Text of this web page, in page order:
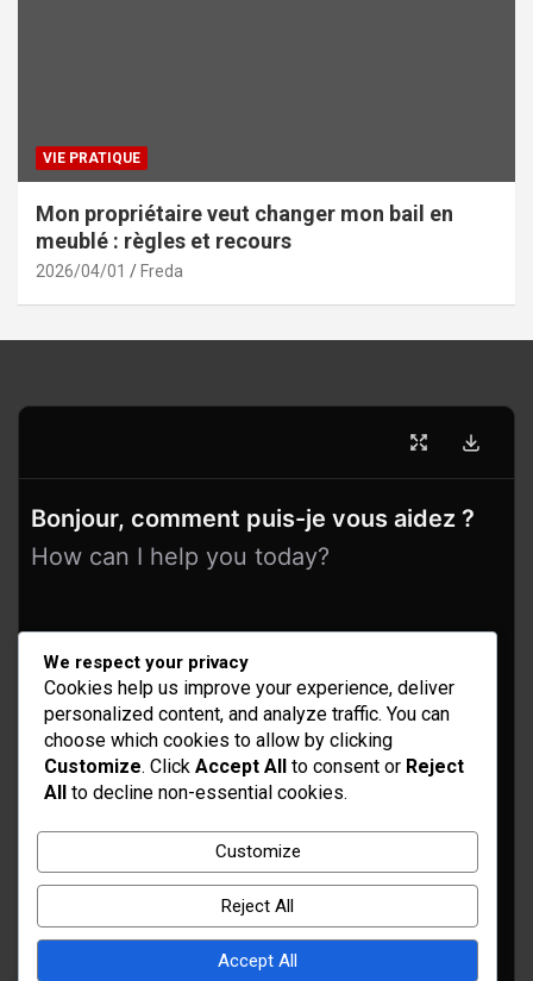
VIE PRATIQUE
Mon propriétaire veut changer mon bail en
meublé : règles et recours
2026/04/01 Freda
Bonjour, comment puis-je vous aidez ?
How can I help you today?
Idées d’aménagement et déco
Conseil bricolage et jardinage
Choix d'outillage et de matériaux
We respect your privacy
Cookies help us improve your experience, deliver
personalized content, and analyze traffic. You can
choose which cookies to allow by clicking
Customize. Click Accept All to consent or Reject
All to decline non-essential cookies.
Customize
Reject All
Accept All